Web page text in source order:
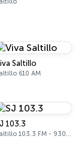
Saltillo
610 AM
103.3
Saltillo 103.3 FM - 930 AM